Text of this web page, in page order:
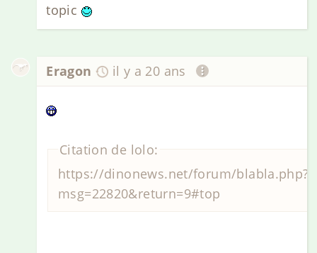
topic
Eragon il y a 20 ans
Citation de lolo:
https://dinonews.net/forum/blabla.php?
msg=22820&return=9#top